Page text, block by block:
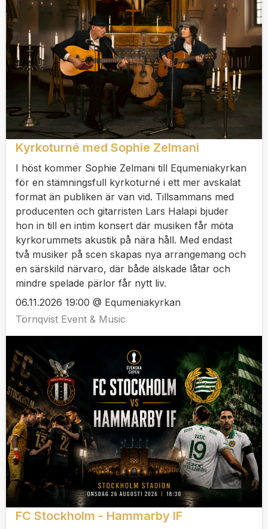
Kyrkoturné med Sophie Zelmani
I höst kommer Sophie Zelmani till Equmeniakyrkan
för en stämningsfull kyrkoturné i ett mer avskalat
format än publiken är van vid. Tillsammans med
producenten och gitarristen Lars Halapi bjuder
hon in till en intim konsert där musiken får möta
kyrkorummets akustik på nära håll. Med endast
två musiker på scen skapas nya arrangemang och
en särskild närvaro, där både älskade låtar och
mindre spelade pärlor får nytt liv.
06.11.2026 19:00 @ Equmeniakyrkan
Törnqvist Event & Music
FC Stockholm - Hammarby IF